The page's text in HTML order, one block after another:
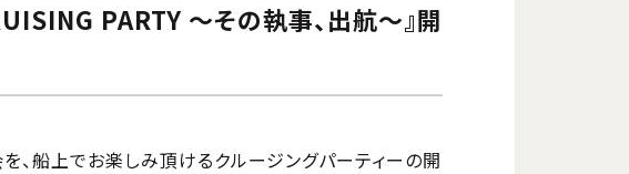
PARTY ～その執事、出航～』開
船上でお楽しみ頂けるクルージングパーティーの開